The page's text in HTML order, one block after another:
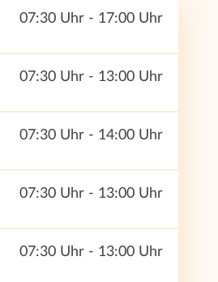
07:30 Uhr - 17:00 Uhr
07:30 Uhr - 13:00 Uhr
07:30 Uhr - 14:00 Uhr
07:30 Uhr - 13:00 Uhr
07:30 Uhr - 13:00 Uhr